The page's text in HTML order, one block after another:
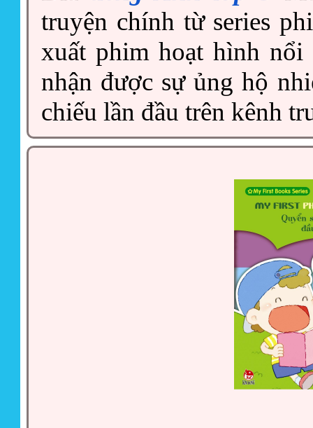
truyện chính từ series
xuất phim hoạt hình
nhận được sự ủng hộ
chiếu lần đầu trên kênh